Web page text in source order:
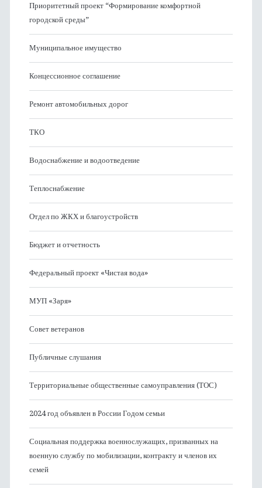
Приоритетный проект “Формирование комфортной
городской среды”
Муниципальное имущество
Концессионное соглашение
Ремонт автомобильных дорог
ТКО
Водоснабжение и водоотведение
Теплоснабжение
Отдел по ЖКХ и благоустройств
Бюджет и отчетность
Федеральный проект «Чистая вода»
МУП «Заря»
Совет ветеранов
Публичные слушания
Территориальные общественные самоуправления (ТОС)
2024 год объявлен в России Годом семьи
Социальная поддержка военнослужащих, призванных на
военную службу по мобилизации, контракту и членов их
семей